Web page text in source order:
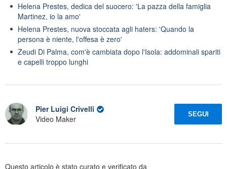
Helena Prestes, dedica del suocero: 'La pazza della famiglia
Martinez, io la amo'
Helena Prestes, nuova stoccata agli haters: 'Quando la
persona è niente, l'offesa è zero'
Zeudi Di Palma, com'è cambiata dopo l'Isola: addominali spariti
e capelli troppo lunghi
Pier Luigi Crivelli
Video Maker
SEGUI
Questo articolo è stato curato e verificato da